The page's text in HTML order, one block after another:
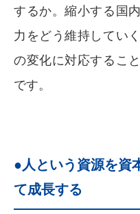
するか。縮小する国
力をどう維持してい
の変化に対応するこ
です。
●人という資源を資
て成長する